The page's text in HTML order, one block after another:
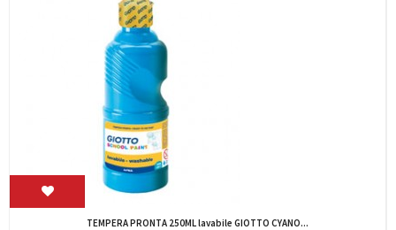
TEMPERA PRONTA 250ML lavabile GIOTTO CYANO...